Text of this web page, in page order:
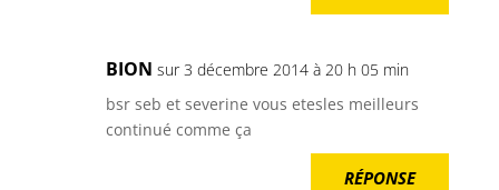
BION sur 3 décembre 2014 à 20 h 05 min
bsr seb et severine vous etesles meilleurs
continué comme ça
RÉPONSE